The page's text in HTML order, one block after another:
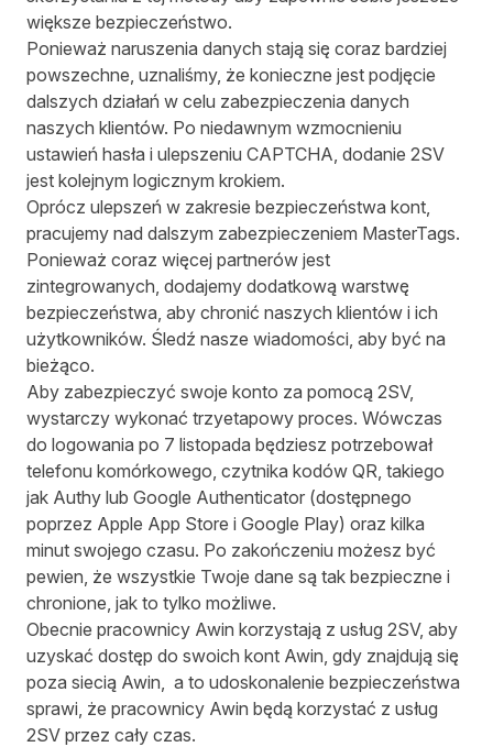
większe bezpieczeństwo.
Ponieważ naruszenia danych stają się coraz bardziej
powszechne, uznaliśmy, że konieczne jest podjęcie
dalszych działań w celu zabezpieczenia danych
naszych klientów. Po niedawnym wzmocnieniu
ustawień hasła i ulepszeniu CAPTCHA, dodanie 2SV
jest kolejnym logicznym krokiem.
Oprócz ulepszeń w zakresie bezpieczeństwa kont,
pracujemy nad dalszym zabezpieczeniem MasterTags.
Ponieważ coraz więcej partnerów jest
zintegrowanych, dodajemy dodatkową warstwę
bezpieczeństwa, aby chronić naszych klientów i ich
użytkowników. Śledź nasze wiadomości, aby być na
bieżąco.
Aby zabezpieczyć swoje konto za pomocą 2SV,
wystarczy wykonać trzyetapowy proces. Wówczas
do logowania po 7 listopada będziesz potrzebował
telefonu komórkowego, czytnika kodów QR, takiego
jak Authy lub Google Authenticator (dostępnego
poprzez Apple App Store i Google Play) oraz kilka
minut swojego czasu. Po zakończeniu możesz być
pewien, że wszystkie Twoje dane są tak bezpieczne i
chronione, jak to tylko możliwe.
Obecnie pracownicy Awin korzystają z usług 2SV, aby
uzyskać dostęp do swoich kont Awin, gdy znajdują się
poza siecią Awin, a to udoskonalenie bezpieczeństwa
sprawi, że pracownicy Awin będą korzystać z usług
2SV przez cały czas.